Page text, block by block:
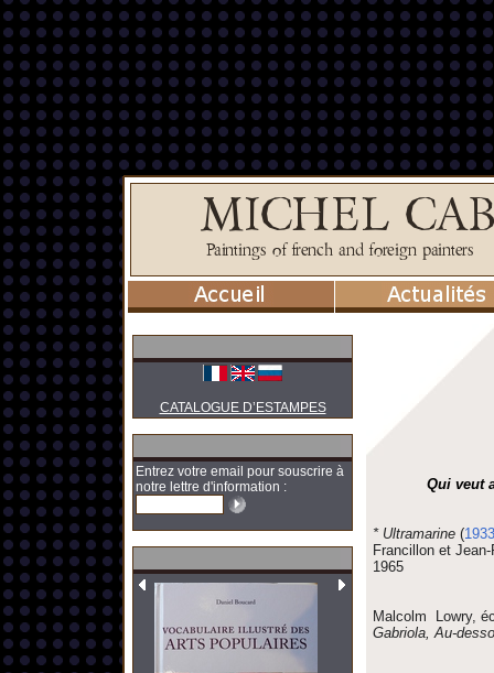
CATALOGUE D’ESTAMPES
Entrez votre email pour souscrire à
notre lettre d'information :
Qui veut
* Ultramarine (1933
Francillon et
1965
Malcolm Lowry,
Gabriola, Au-